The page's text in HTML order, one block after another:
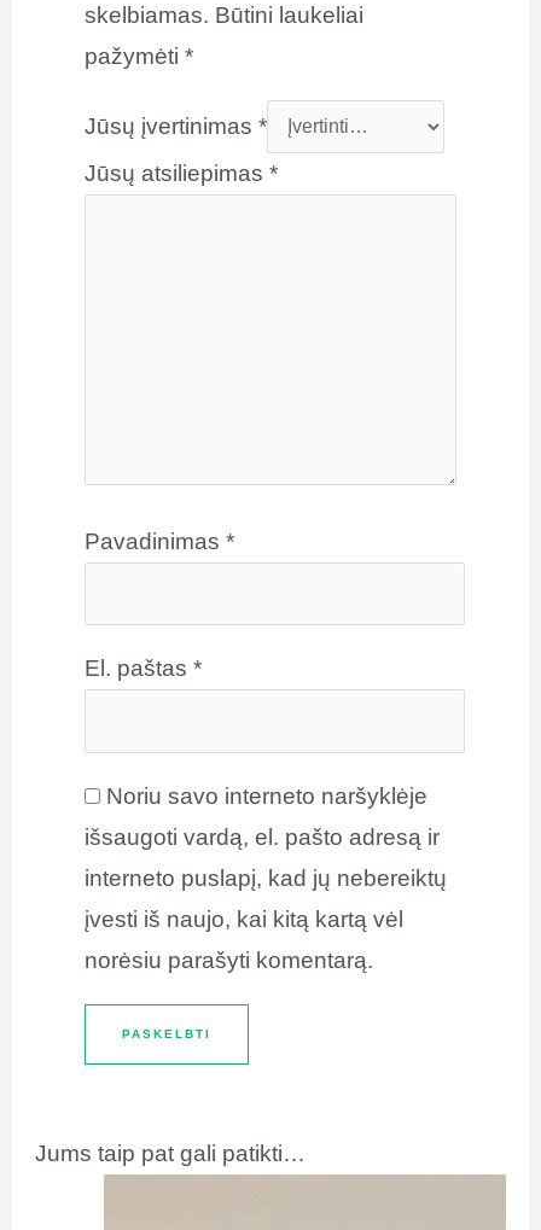
skelbiamas. Būtini laukeliai
pažymėti *
Jūsų įvertinimas *
Jūsų atsiliepimas *
Pavadinimas *
El. paštas *
Noriu savo interneto naršyklėje
išsaugoti vardą, el. pašto adresą ir
interneto puslapį, kad jų nebereiktų
įvesti iš naujo, kai kitą kartą vėl
norėsiu parašyti komentarą.
Jums taip pat gali patikti…